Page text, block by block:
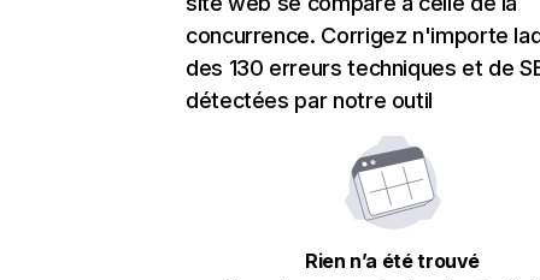
concurrence. Corrigez n'importe
des 130 erreurs techniques et de
détectées par notre outil
Rien n’a été trouvé